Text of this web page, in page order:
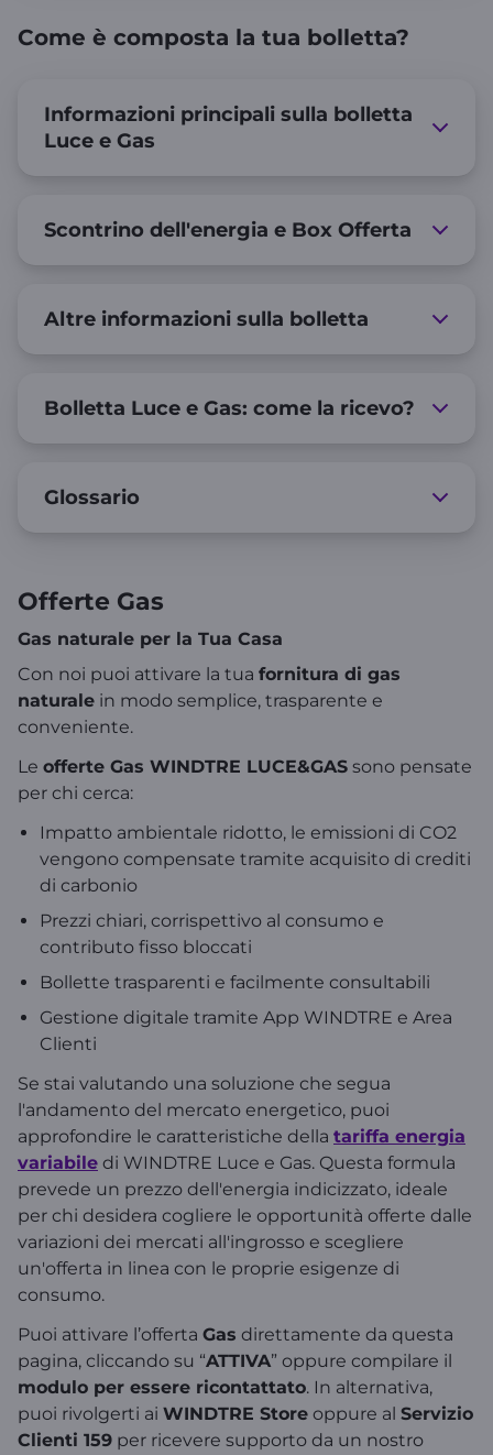
Come è composta la tua bolletta?
Informazioni principali sulla bolletta
Luce e Gas
Scontrino dell'energia e Box Offerta
Altre informazioni sulla bolletta
Bolletta Luce e Gas: come la ricevo?
Glossario
Offerte Gas
Gas naturale per la Tua Casa
Con noi puoi attivare la tua fornitura di gas
naturale in modo semplice, trasparente e
conveniente.
Le offerte Gas WINDTRE LUCE&GAS sono pensate
per chi cerca:
Impatto ambientale ridotto, le emissioni di CO2
vengono compensate tramite acquisito di crediti
di carbonio
Prezzi chiari, corrispettivo al consumo e
contributo fisso bloccati
Bollette trasparenti e facilmente consultabili
Gestione digitale tramite App WINDTRE e Area
Clienti
Se stai valutando una soluzione che segua
l'andamento del mercato energetico, puoi
approfondire le caratteristiche della tariffa energia
variabile di WINDTRE Luce e Gas. Questa formula
prevede un prezzo dell'energia indicizzato, ideale
per chi desidera cogliere le opportunità offerte dalle
variazioni dei mercati all'ingrosso e scegliere
un'offerta in linea con le proprie esigenze di
consumo.
Puoi attivare l’offerta Gas direttamente da questa
pagina, cliccando su “ATTIVA” oppure compilare il
modulo per essere ricontattato. In alternativa,
puoi rivolgerti ai WINDTRE Store oppure al Servizio
Clienti 159 per ricevere supporto da un nostro